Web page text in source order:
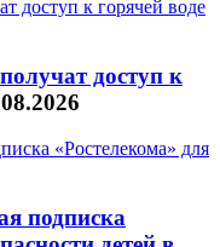
доступ к
подписка